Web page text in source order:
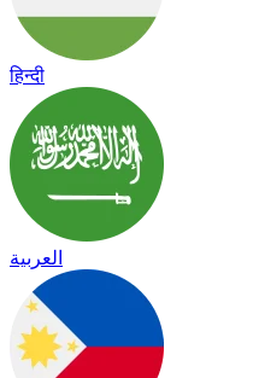
हिन्दी
العربية